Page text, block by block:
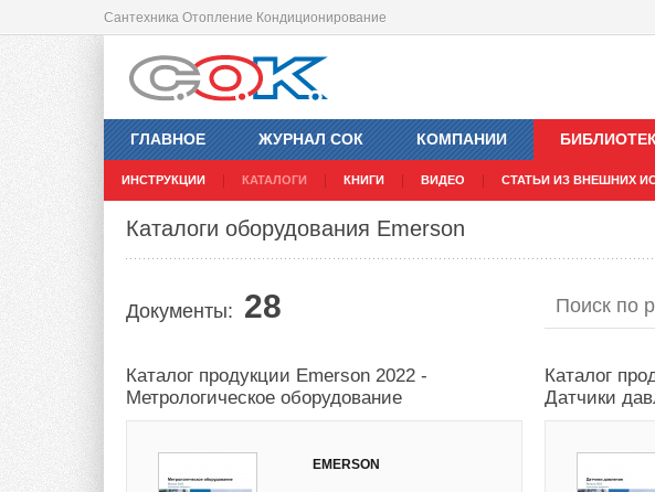
Сантехника Отопление Кондиционирование
ГЛАВНОЕ ЖУРНАЛ СОК КОМПАНИИ
ИНСТРУКЦИИ КАТАЛОГИ КНИГИ ВИДЕО СТАТЬИ ИЗ ВНЕШНИХ
Каталоги оборудования Emerson
Документы: 28
Каталог продукции Emerson 2022 -
Метрологическое оборудование
EMERSON
Каталог
Датчики